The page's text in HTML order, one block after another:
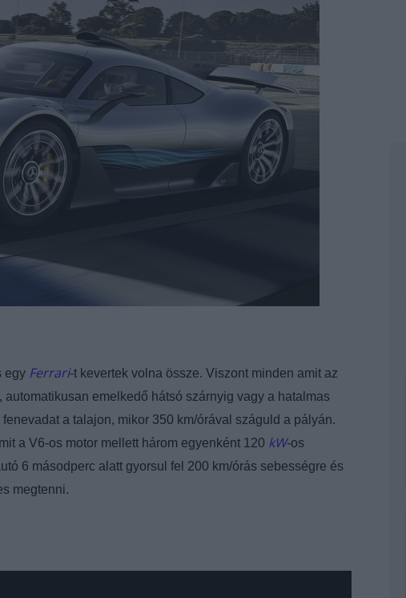
egy Ferrari-t kevertek volna össze. Viszont minden amit az
emelkedő hátsó szárnyig vagy a hatalmas
a talajon, mikor 350 km/órával száguld a pályán.
a V6-os motor mellett három egyenként 120 kW-os
6 másodperc alatt gyorsul fel 200 km/órás sebességre és
megtenni.